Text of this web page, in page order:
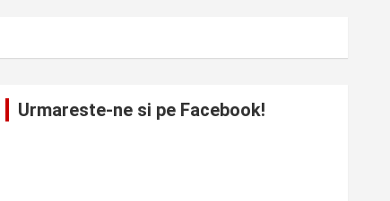
Urmareste-ne si pe Facebook!